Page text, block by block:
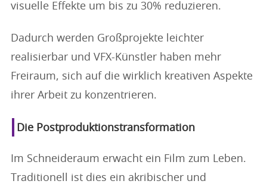
visuelle Effekte um bis zu 30% reduzieren.
Dadurch werden Großprojekte leichter
realisierbar und VFX-Künstler haben mehr
Freiraum, sich auf die wirklich kreativen Aspekte
ihrer Arbeit zu konzentrieren.
Die Postproduktionstransformation
Im Schneideraum erwacht ein Film zum Leben.
Traditionell ist dies ein akribischer und